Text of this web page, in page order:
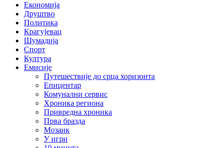
Економија
Друштво
Политика
Крагујевац
Шумадија
Спорт
Култура
Емисије
Путешествије до срца хоризонта
Епицентар
Комунални сервис
Хроника региона
Привредна хроника
Прва бразда
Мозаик
У игри